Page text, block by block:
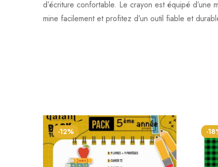
d’écriture confortable. Le crayon est équipé
mine facilement et profitez d’un outil fiable et
-12% -